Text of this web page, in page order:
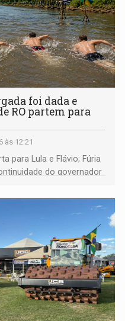
foi dada e
RO partem para
às 12:21
para Lula e Flávio; Fúria
do governador
ABAV faz evento em